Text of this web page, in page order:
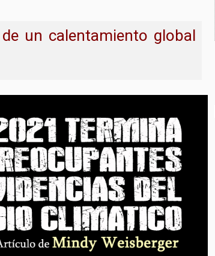
un calentamiento global